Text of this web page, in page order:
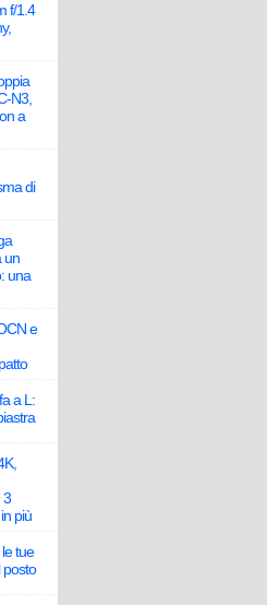
f/1.4
N3,
a
di
un
una
e
a L:
3
più
tue
posto